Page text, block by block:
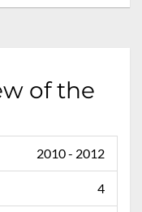
of the
2010 - 2012
4